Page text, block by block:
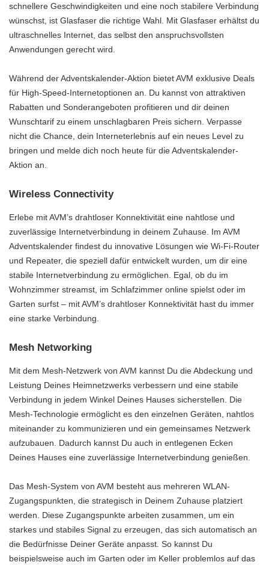
schnellere Geschwindigkeiten und eine noch stabilere Verbindung
wünschst, ist Glasfaser die richtige Wahl. Mit Glasfaser erhältst du
ultraschnelles Internet, das selbst den anspruchsvollsten
Anwendungen gerecht wird.
Während der Adventskalender-Aktion bietet AVM exklusive Deals
für High-Speed-Internetoptionen an. Du kannst von attraktiven
Rabatten und Sonderangeboten profitieren und dir deinen
Wunschtarif zu einem unschlagbaren Preis sichern. Verpasse
nicht die Chance, dein Interneterlebnis auf ein neues Level zu
bringen und melde dich noch heute für die Adventskalender-
Aktion an.
Wireless Connectivity
Erlebe mit AVM’s drahtloser Konnektivität eine nahtlose und
zuverlässige Internetverbindung in deinem Zuhause. Im AVM
Adventskalender findest du innovative Lösungen wie Wi-Fi-Router
und Repeater, die speziell dafür entwickelt wurden, um dir eine
stabile Internetverbindung zu ermöglichen. Egal, ob du im
Wohnzimmer streamst, im Schlafzimmer online spielst oder im
Garten surfst – mit AVM’s drahtloser Konnektivität hast du immer
eine starke Verbindung.
Mesh Networking
Mit dem Mesh-Netzwerk von AVM kannst Du die Abdeckung und
Leistung Deines Heimnetzwerks verbessern und eine stabile
Verbindung in jedem Winkel Deines Hauses sicherstellen. Die
Mesh-Technologie ermöglicht es den einzelnen Geräten, nahtlos
miteinander zu kommunizieren und ein gemeinsames Netzwerk
aufzubauen. Dadurch kannst Du auch in entlegenen Ecken
Deines Hauses eine zuverlässige Internetverbindung genießen.
Das Mesh-System von AVM besteht aus mehreren WLAN-
Zugangspunkten, die strategisch in Deinem Zuhause platziert
werden. Diese Zugangspunkte arbeiten zusammen, um ein
starkes und stabiles Signal zu erzeugen, das sich automatisch an
die Bedürfnisse Deiner Geräte anpasst. So kannst Du
beispielsweise auch im Garten oder im Keller problemlos auf das